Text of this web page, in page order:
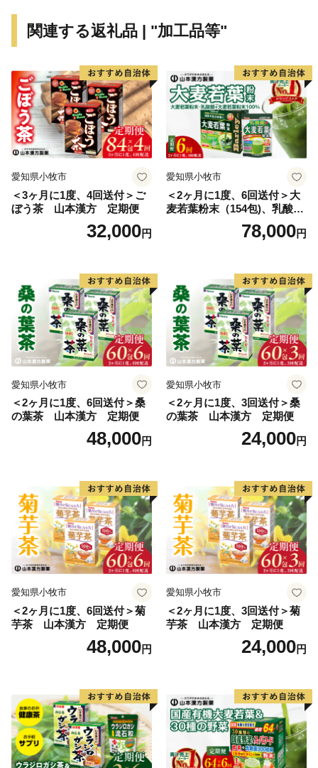
た華麗で優雅な曳山が展示されており、いつ訪れても祭
関連する返礼品 | "加工品等"
愛知県小牧市
＜3ヶ月に1度、4回送付＞ご
ぼう茶 山本漢方 定期便
32,000円
愛知県小牧市
＜2ヶ月に1度、6回送付＞大
麦若葉粉末（154包)、乳酸菌
+大麦若葉粉末（7包) 山本
78,000円
愛知県小牧市
＜2ヶ月に1度、6回送付＞桑
の葉茶 山本漢方 定期便
48,000円
愛知県小牧市
＜2ヶ月に1度、3回送付＞桑
の葉茶 山本漢方 定期便
24,000円
愛知県小牧市
＜2ヶ月に1度、6回送付＞菊
芋茶 山本漢方 定期便
48,000円
愛知県小牧市
＜2ヶ月に1度、3回送付＞菊
芋茶 山本漢方 定期便
24,000円